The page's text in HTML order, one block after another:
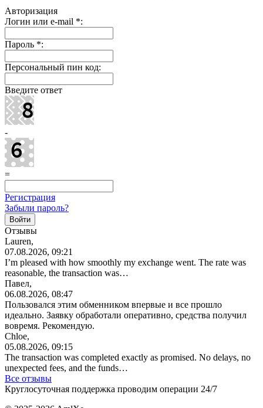
Авторизация
Логин или e-mail *:
Пароль *:
Персональный пин код:
Введите ответ
-
=
Регистрация
Забыли пароль?
Отзывы
Lauren,
07.08.2026, 09:21
I’m pleased with how smoothly my exchange went. The rate was
reasonable, the transaction was…
Павел,
06.08.2026, 08:47
Пользовался этим обменником впервые и все прошло
идеально. Заявку обработали оперативно, средства получил
вовремя. Рекомендую.
Chloe,
05.08.2026, 09:15
The transaction was completed exactly as promised. No delays, no
unexpected fees, and the funds…
Все отзывы
Круглосуточная поддержка проводим операции 24/7